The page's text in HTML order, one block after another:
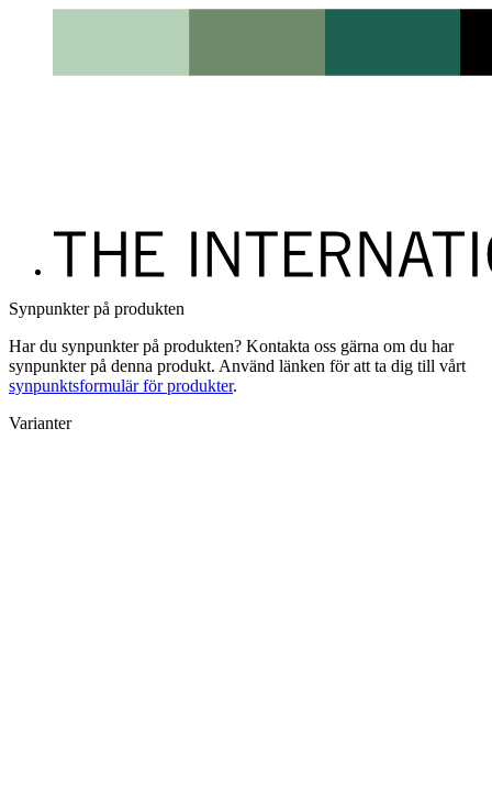
Synpunkter på produkten
Har du synpunkter på produkten? Kontakta oss gärna om du har
synpunkter på denna produkt. Använd länken för att ta dig till vårt
synpunktsformulär för produkter.
Varianter